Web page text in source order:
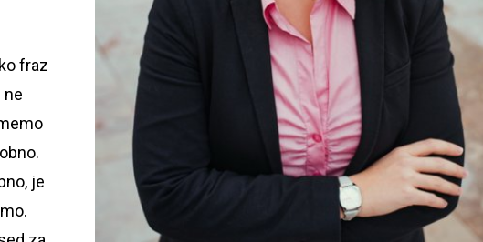
fraz
ne
je